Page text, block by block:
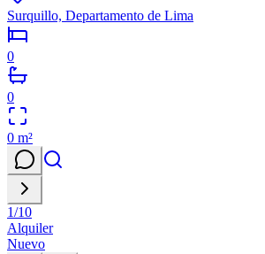
Surquillo, Departamento de Lima
0
0
0 m²
1/10
Alquiler
Nuevo